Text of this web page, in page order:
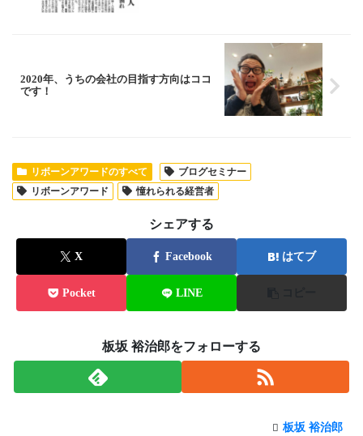
2020年、うちの会社の目指す方向はココ
です！
リボーンアワードのすべて
ブログセミナー
リボーンアワード
憧れられる経営者
シェアする
X Facebook はてブ
Pocket LINE
板坂 裕治郎をフォローする
板坂 裕治郎